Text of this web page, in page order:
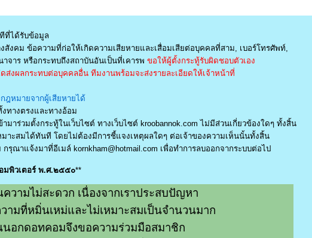
ที่ได้รับข้อมูล
งคม ข้อความที่ก่อให้เกิดความเสียหายและเสื่อมเสียต่อบุคคลที่สาม, เบอร์โทรศัพท์,
จาร หรือกระทบถึงสถาบันอันเป็นที่เคารพ ขอให้ผู้ตั้งกระทู้รับผิดชอบตัวเอง
งผลกระทบต่อบุคคลอื่น ทีมงานพร้อมจะส่งรายละเอียดให้เจ้าหน้าที่
ฎหมายจากผู้เสียหายได้
ทางตรงและทางอ้อม
าร่วมตั้งกระทู้ในเว็บไซต์ ทางเว็บไซต์ kroobannok.com ไม่มีส่วนเกี่ยวข้องใดๆ ทั้งสิ้น
าะสมได้ทันที โดยไม่ต้องมีการชี้แจงเหตุผลใดๆ ต่อเจ้าของความเห็นนั้นทั้งสิ้น
กรุณาแจ้งมาที่อีเมล์ kornkham@hotmail.com เพื่อทำการลบออกจากระบบต่อไป
มพิวเตอร์ พ.ศ.๒๕๕๐**
วามไม่สะดวก เนื่องจากเราประสบปัญหา
ามที่หมิ่นเหม่และไม่เหมาะสมเป็นจำนวนมาก
นอกดอทคอมจึงขอความร่วมมือสมาชิก